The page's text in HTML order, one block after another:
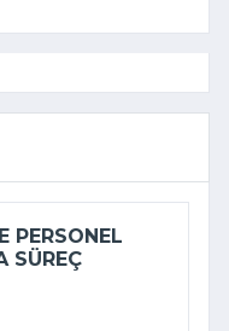
PERSONEL
SÜREÇ